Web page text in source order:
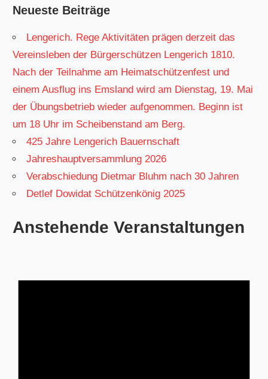
Neueste Beiträge
Lengerich. Rege Aktivitäten prägen derzeit das
Vereinsleben der Bürgerschützen Lengerich 1810.
Nach der Teilnahme am Heimatschützenfest und
einem Ausflug ins Emsland wird am Dienstag, 19. Mai
der Übungsbetrieb wieder aufgenommen. Beginn ist
um 18 Uhr im Scheibenstand am Berg.
425 Jahre Lengerich Bauernschaft
Jahreshauptversammlung 2026
Verabschiedung Dietmar Bluhm nach 30 Jahren
Detlef Dowidat Schützenkönig 2025
Anstehende Veranstaltungen